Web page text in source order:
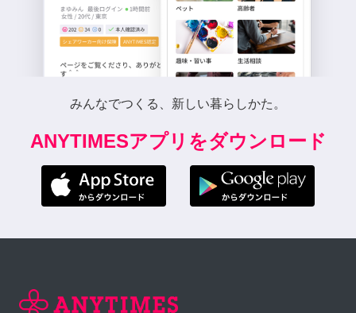
みんなでつくる、新しい暮らしかた。
ANYTIMESアプリをダウンロード